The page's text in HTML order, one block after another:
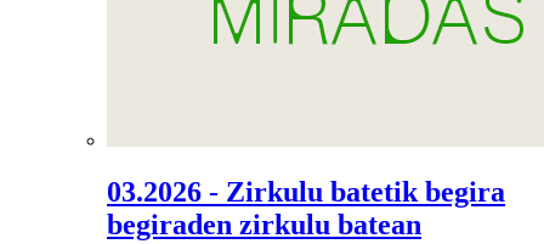
03.2026 - Zirkulu batetik begira
begiraden zirkulu batean